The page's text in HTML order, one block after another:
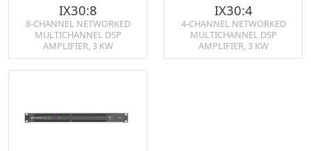
IX30:8
8-CHANNEL NETWORKED
MULTICHANNEL DSP
AMPLIFIER, 3 KW
IX30:4
4-CHANNEL NETWORKED
MULTICHANNEL DSP
AMPLIFIER, 3 KW